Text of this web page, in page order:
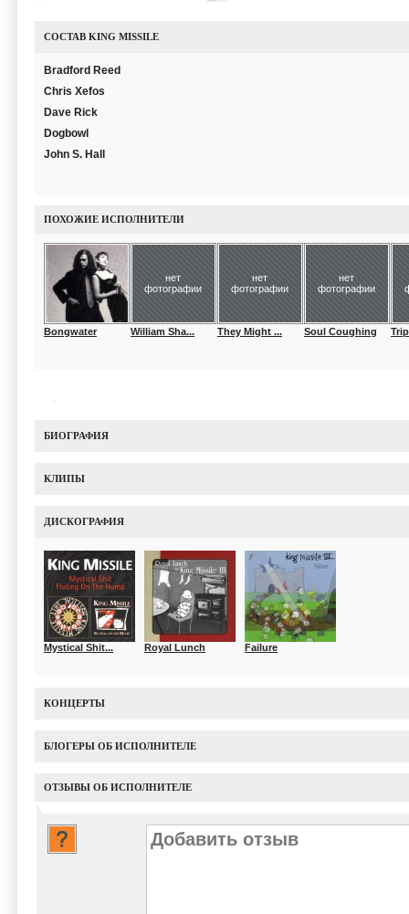
СОСТАВ KING MISSILE
Bradford Reed
Chris Xefos
Dave Rick
Dogbowl
John S. Hall
ПОХОЖИЕ ИСПОЛНИТЕЛИ
Bongwater
нет
фотографии
William Sha...
нет
фотографии
They Might ...
нет
фотографии
Soul Coughing
БИОГРАФИЯ
КЛИПЫ
ДИСКОГРАФИЯ
Mystical Shit... Royal Lunch Failure
КОНЦЕРТЫ
БЛОГЕРЫ ОБ ИСПОЛНИТЕЛЕ
ОТЗЫВЫ ОБ ИСПОЛНИТЕЛЕ